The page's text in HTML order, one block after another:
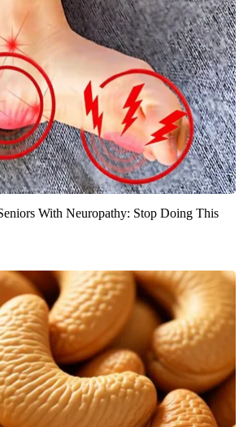
With Neuropathy: Stop Doing This